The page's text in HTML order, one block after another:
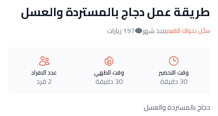
طريقة عمل دجاج بالمستردة والعسل
سجّل دخولك للتقييممنذ شهر 197 زيارات
وقت التحضير
30 دقيقة
وقت الطهي
30 دقيقة
عدد الافراد
2 فرد
دجاج بالمستردة والعسل